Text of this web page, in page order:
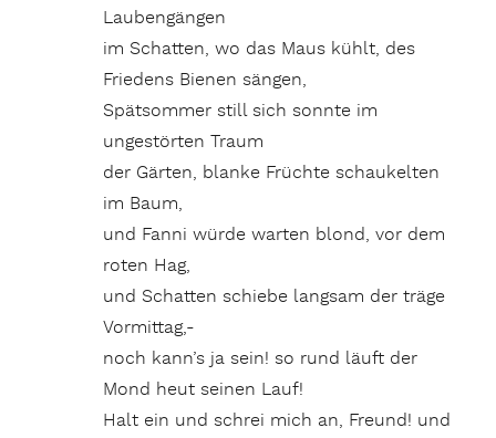
Laubengängen
im Schatten, wo das Maus kühlt, des
Friedens Bienen sängen,
Spätsommer still sich sonnte im
ungestörten Traum
der Gärten, blanke Früchte schaukelten
im Baum,
und Fanni würde warten blond, vor dem
roten Hag,
und Schatten schiebe langsam der träge
Vormittag,-
noch kann’s ja sein! so rund läuft der
Mond heut seinen Lauf!
Halt ein und schrei mich an, Freund! und